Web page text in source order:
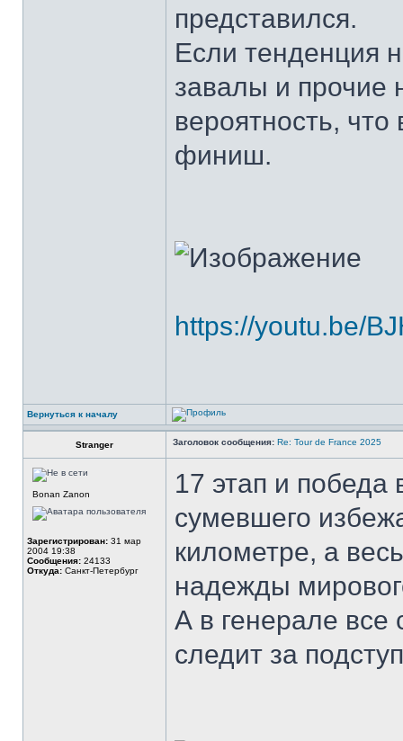
представился.
Если тенденция
завалы и прочие
вероятность,
финиш.
https://youtu.be/
Вернуться к началу
Stranger Заголовок сообщения: Re: Tour de France 2025
Bonan Zanon
Зарегистрирован: 31 мар
2004 19:38
Сообщения: 24133
Откуда: Санкт-Петербург
17 этап и
сумевшего
километре, а
надежды
А в генерале все
следит за